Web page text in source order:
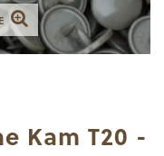
Kam T20 -